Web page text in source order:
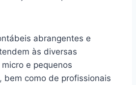
abrangentes e
às diversas
e pequenos
bem como de profissionais